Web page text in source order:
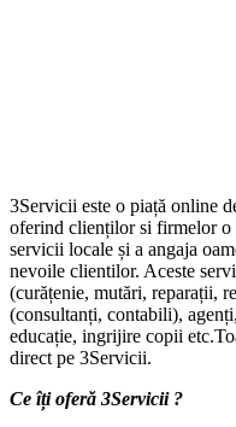
3Servicii este o piață online
oferind clienților si firmelor o
servicii locale și a angaja
nevoile clientilor. Aceste
(curățenie, mutări, reparații,
(consultanți, contabili),
educație, ingrijire copii
direct pe 3Servicii.
Ce îți oferă 3Servicii ?